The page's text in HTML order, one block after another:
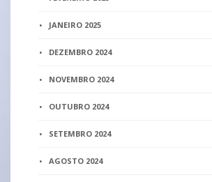
JANEIRO 2025
DEZEMBRO 2024
NOVEMBRO 2024
OUTUBRO 2024
SETEMBRO 2024
AGOSTO 2024